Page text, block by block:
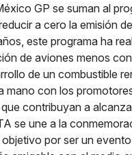
GP se suman al
a cero la emisión
este programa ha
de aviones menos
de un combustible
mano con los
contribuyan a
se une a la
por ser un